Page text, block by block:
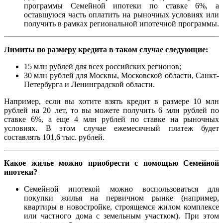
программы Семейной ипотеки по ставке 6%, а
оставшуюся часть оплатить на рыночных условиях или
получить в рамках региональной ипотечной программы.
Лимиты по размеру кредита в таком случае следующие:
15 млн рублей для всех российских регионов;
30 млн рублей для Москвы, Московской области, Санкт-
Петербурга и Ленинградской области.
Например, если вы хотите взять кредит в размере 10 млн
рублей на 20 лет, то вы можете получить 6 млн рублей по
ставке 6%, а еще 4 млн рублей по ставке на рыночных
условиях. В этом случае ежемесячный платеж будет
составлять 101,6 тыс. рублей.
Какое жилье можно приобрести с помощью Семейной
ипотеки?
Семейной ипотекой можно воспользоваться для
покупки жилья на первичном рынке (например,
квартиры в новостройке, строящемся жилом комплексе
или частного дома с земельным участком). При этом